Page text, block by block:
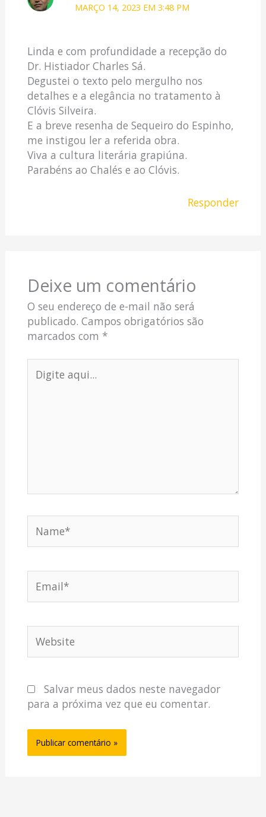
MARÇO 14, 2023 EM 3:48 PM
Linda e com profundidade a recepção do
Dr. Histiador Charles Sá.
Degustei o texto pelo mergulho nos
detalhes e a elegância no tratamento à
Clóvis Silveira.
E a breve resenha de Sequeiro do Espinho,
me instigou ler a referida obra.
Viva a cultura literária grapiúna.
Parabéns ao Chalés e ao Clóvis.
Responder
Deixe um comentário
O seu endereço de e-mail não será
publicado. Campos obrigatórios são
marcados com *
aqui...
Salvar meus dados neste navegador
para a próxima vez que eu comentar.